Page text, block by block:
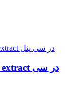
نحوه استخراج فایل های فشرده شده extract در سی پنل